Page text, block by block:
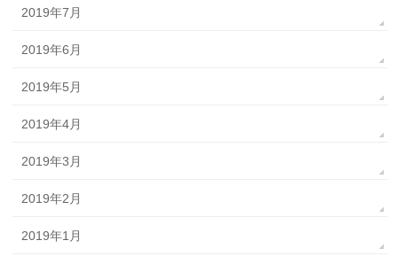
2019年7月
2019年6月
2019年5月
2019年4月
2019年3月
2019年2月
2019年1月